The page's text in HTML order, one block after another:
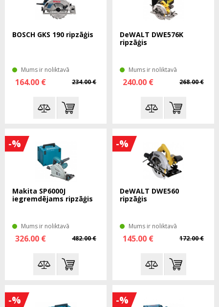
BOSCH GKS 190 ripzāģis
Mums ir noliktavā
234.00 €
164.00 €
DeWALT DWE576K
ripzāģis
Mums ir noliktavā
268.00 €
240.00 €
-%
Makita SP6000J
iegremdējams ripzāģis
Mums ir noliktavā
482.00 €
326.00 €
-%
DeWALT DWE560
ripzāģis
Mums ir noliktavā
172.00 €
145.00 €
-% -%